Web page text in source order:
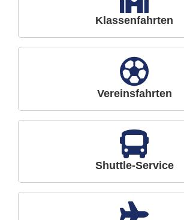
Klassenfahrten
Vereinsfahrten
Shuttle-Service